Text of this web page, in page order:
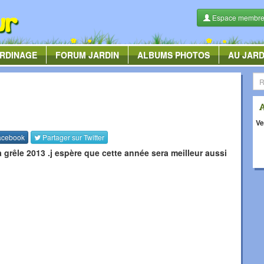
Espace
FORUMJARDIN ALBUMSPHOTOS AU
Partager surTwitter
2013 .j espère que cette année sera meilleur aussi